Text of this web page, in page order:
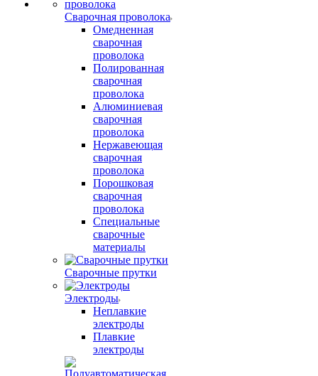
Сварочная проволока
Омедненная
сварочная
проволока
Полированная
сварочная
проволока
Алюминиевая
сварочная
проволока
Нержавеющая
сварочная
проволока
Порошковая
сварочная
проволока
Специальные
сварочные
материалы
Сварочные прутки
Электроды
Неплавкие
электроды
Плавкие
электроды